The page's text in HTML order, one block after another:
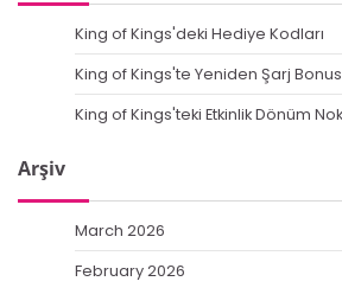
King of Kings'deki Hediye Kodları
King of Kings'te Yeniden Şarj Bonus
King of Kings'teki Etkinlik Dönüm
Arşiv
March 2026
February 2026